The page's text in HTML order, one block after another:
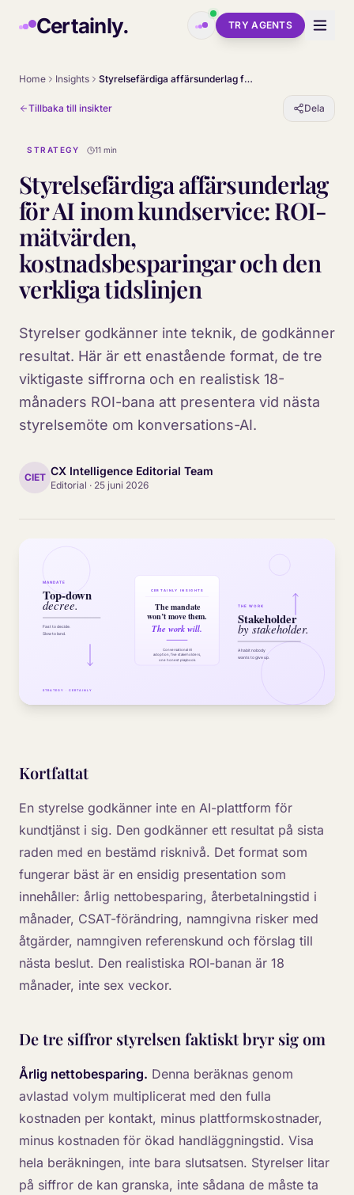
Certainly. TRY AGENTS
Home Insights Styrelsefärdiga affärsunderlag för AI inom kundservice: ROI-mätvärden, kostnadsbesparingar och den verkliga tidslinjen
Tillbaka till insikter Dela
STRATEGY 11 min
Styrelsefärdiga affärsunderlag
för AI inom kundservice: ROI-
mätvärden,
kostnadsbesparingar och den
verkliga tidslinjen
Styrelser godkänner inte teknik, de godkänner
resultat. Här är ett enastående format, de tre
viktigaste siffrorna och en realistisk 18-
månaders ROI-bana att presentera vid nästa
styrelsemöte om konversations-AI.
CIET CX Intelligence Editorial Team
Editorial · 25 juni 2026
Kortfattat
En styrelse godkänner inte en AI-plattform för
kundtjänst i sig. Den godkänner ett resultat på sista
raden med en bestämd risknivå. Det format som
fungerar bäst är en ensidig presentation som
innehåller: årlig nettobesparing, återbetalningstid i
månader, CSAT-förändring, namngivna risker med
åtgärder, namngiven referenskund och förslag till
nästa beslut. Den realistiska ROI-banan är 18
månader, inte sex veckor.
De tre siffror styrelsen faktiskt bryr sig om
Årlig nettobesparing. Denna beräknas genom
avlastad volym multiplicerat med den fulla
kostnaden per kontakt, minus plattformskostnader,
minus kostnaden för ökad handläggningstid. Visa
hela beräkningen, inte bara slutsatsen. Styrelser litar
på siffror de kan granska, inte sådana de måste ta